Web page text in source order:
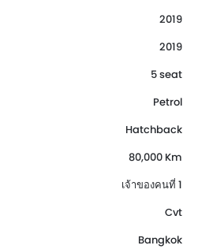
2019
2019
5 seat
Petrol
Hatchback
80,000 Km
เจ้าของคนที่ 1
Cvt
Bangkok